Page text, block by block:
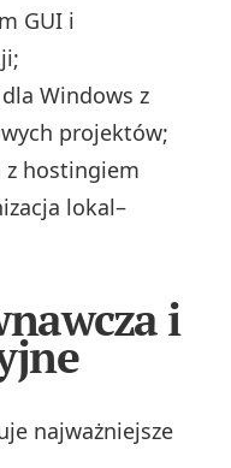
GUI i
Windows z
projektów;
z hostingiem
lokal–
i
najważniejsze